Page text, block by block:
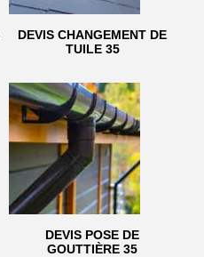
DEVIS CHANGEMENT DE
TUILE 35
DEVIS POSE DE
GOUTTIÈRE 35